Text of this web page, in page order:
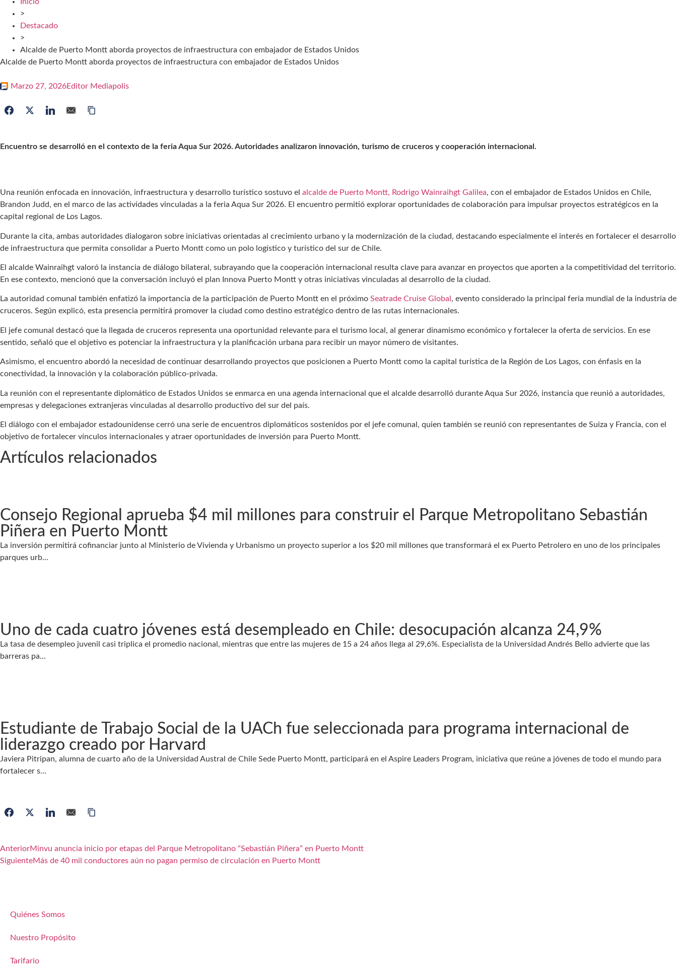
>
Destacado
>
Alcalde de Puerto Montt aborda proyectos de infraestructura con embajador de Estados Unidos
Alcalde de Puerto Montt aborda proyectos de infraestructura con embajador de Estados Unidos
Marzo 27, 2026Editor Mediapolis
Encuentro se desarrolló en el contexto de la feria Aqua Sur 2026. Autoridades analizaron innovación, turismo de cruceros y cooperación internacional.
Una reunión enfocada en innovación, infraestructura y desarrollo turístico sostuvo el alcalde de Puerto Montt, Rodrigo Wainraihgt Galilea, con el embajador de Estados Unidos en Chile,
Brandon Judd, en el marco de las actividades vinculadas a la feria Aqua Sur 2026. El encuentro permitió explorar oportunidades de colaboración para impulsar proyectos estratégicos en la
capital regional de Los Lagos.
Durante la cita, ambas autoridades dialogaron sobre iniciativas orientadas al crecimiento urbano y la modernización de la ciudad, destacando especialmente el interés en fortalecer el desarrollo
de infraestructura que permita consolidar a Puerto Montt como un polo logístico y turístico del sur de Chile.
El alcalde Wainraihgt valoró la instancia de diálogo bilateral, subrayando que la cooperación internacional resulta clave para avanzar en proyectos que aporten a la competitividad del territorio.
En ese contexto, mencionó que la conversación incluyó el plan Innova Puerto Montt y otras iniciativas vinculadas al desarrollo de la ciudad.
La autoridad comunal también enfatizó la importancia de la participación de Puerto Montt en el próximo Seatrade Cruise Global , evento considerado la principal feria mundial de la industria de
cruceros. Según explicó, esta presencia permitirá promover la ciudad como destino estratégico dentro de las rutas internacionales.
El jefe comunal destacó que la llegada de cruceros representa una oportunidad relevante para el turismo local, al generar dinamismo económico y fortalecer la oferta de servicios. En ese
sentido, señaló que el objetivo es potenciar la infraestructura y la planificación urbana para recibir un mayor número de visitantes.
Asimismo, el encuentro abordó la necesidad de continuar desarrollando proyectos que posicionen a Puerto Montt como la capital turística de la Región de Los Lagos, con énfasis en la
conectividad, la innovación y la colaboración público-privada.
La reunión con el representante diplomático de Estados Unidos se enmarca en una agenda internacional que el alcalde desarrolló durante Aqua Sur 2026, instancia que reunió a autoridades,
empresas y delegaciones extranjeras vinculadas al desarrollo productivo del sur del país.
El diálogo con el embajador estadounidense cerró una serie de encuentros diplomáticos sostenidos por el jefe comunal, quien también se reunió con representantes de Suiza y Francia, con el
objetivo de fortalecer vínculos internacionales y atraer oportunidades de inversión para Puerto Montt.
Artículos relacionados
Consejo Regional aprueba $4 mil millones para construir el Parque Metropolitano Sebastián
Piñera en Puerto Montt
La inversión permitirá cofinanciar junto al Ministerio de Vivienda y Urbanismo un proyecto superior a los $20 mil millones que transformará el ex Puerto Petrolero en uno de los principales
parques urb...
Uno de cada cuatro jóvenes está desempleado en Chile: desocupación alcanza 24,9%
La tasa de desempleo juvenil casi triplica el promedio nacional, mientras que entre las mujeres de 15 a 24 años llega al 29,6%. Especialista de la Universidad Andrés Bello advierte que las
barreras pa...
Estudiante de Trabajo Social de la UACh fue seleccionada para programa internacional de
liderazgo creado por Harvard
Javiera Pitripan, alumna de cuarto año de la Universidad Austral de Chile Sede Puerto Montt, participará en el Aspire Leaders Program, iniciativa que reúne a jóvenes de todo el mundo para
fortalecer s...
AnteriorMinvu anuncia inicio por etapas del Parque Metropolitano “Sebastián Piñera” en Puerto Montt
SiguienteMás de 40 mil conductores aún no pagan permiso de circulación en Puerto Montt
Quiénes Somos
Nuestro Propósito
Tarifario